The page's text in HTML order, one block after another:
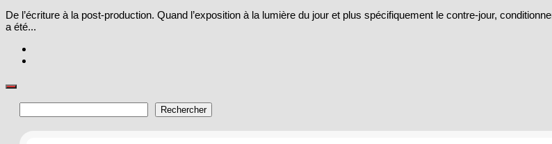
De l’écriture à la post-production. Quand l’exposition à la lumière du jour et plus spécifiquement le contre-jour,
a été...
Rechercher